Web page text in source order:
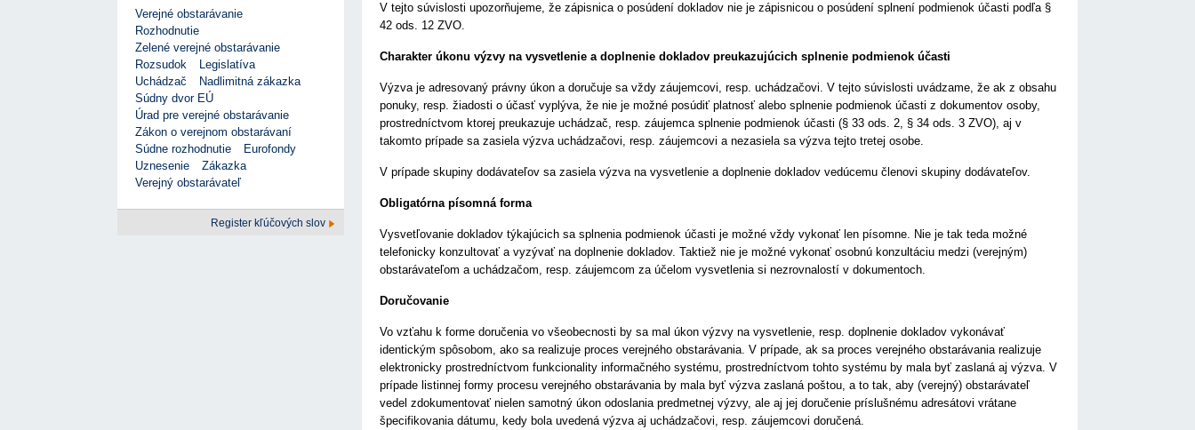
V tejto súvislosti upozorňujeme, že zápisnica o posúdení dokladov nie je zápisnicou o posúdení splnení podmienok účasti podľa §
42 ods. 12 ZVO.
Charakter úkonu výzvy na vysvetlenie a doplnenie dokladov preukazujúcich splnenie podmienok účasti
Výzva je adresovaný právny úkon a doručuje sa vždy záujemcovi, resp. uchádzačovi. V tejto súvislosti uvádzame, že ak z obsahu
ponuky, resp. žiadosti o účasť vyplýva, že nie je možné posúdiť platnosť alebo splnenie podmienok účasti z dokumentov osoby,
prostredníctvom ktorej preukazuje uchádzač, resp. záujemca splnenie podmienok účasti (§ 33 ods. 2, § 34 ods. 3 ZVO), aj v
takomto prípade sa zasiela výzva uchádzačovi, resp. záujemcovi a nezasiela sa výzva tejto tretej osobe.
V prípade skupiny dodávateľov sa zasiela výzva na vysvetlenie a doplnenie dokladov vedúcemu členovi skupiny dodávateľov.
Obligatórna písomná forma
Vysvetľovanie dokladov týkajúcich sa splnenia podmienok účasti je možné vždy vykonať len písomne. Nie je tak teda možné
telefonicky konzultovať a vyzývať na doplnenie dokladov. Taktiež nie je možné vykonať osobnú konzultáciu medzi (verejným)
obstarávateľom a uchádzačom, resp. záujemcom za účelom vysvetlenia si nezrovnalostí v dokumentoch.
Doručovanie
Vo vzťahu k forme doručenia vo všeobecnosti by sa mal úkon výzvy na vysvetlenie, resp. doplnenie dokladov vykonávať
identickým spôsobom, ako sa realizuje proces verejného obstarávania. V prípade, ak sa proces verejného obstarávania realizuje
elektronicky prostredníctvom funkcionality informačného systému, prostredníctvom tohto systému by mala byť zaslaná aj výzva. V
prípade listinnej formy procesu verejného obstarávania by mala byť výzva zaslaná poštou, a to tak, aby (verejný) obstarávateľ
vedel zdokumentovať nielen samotný úkon odoslania predmetnej výzvy, ale aj jej doručenie príslušnému adresátovi vrátane
špecifikovania dátumu, kedy bola uvedená výzva aj uchádzačovi, resp. záujemcovi doručená.
Verejné obstarávanie
Rozhodnutie
Zelené verejné obstarávanie
Rozsudok
Legislatíva
Uchádzač
Nadlimitná zákazka
Súdny dvor EÚ
Úrad pre verejné obstarávanie
Zákon o verejnom obstarávaní
Súdne rozhodnutie
Eurofondy
Uznesenie
Zákazka
Verejný obstarávateľ
Register kľúčových slov